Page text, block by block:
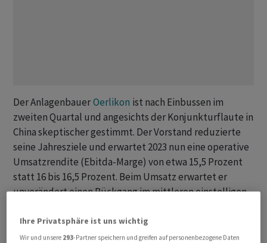
Der AnlagenbauerOerlikon ist nach Einbussen im
zweiten Quartal und angesichts der Konjunkturflaute in
China skeptischer gestimmt. Der Vorstand reduzierte
seine Jahresziele und erwartet 2023 nun eine operative
Umsatzrendite (Ebitda-Marge) von etwa 15,5 Prozent
statt 16 bis 16,5 Prozent. Beim Umsatz erwartet er
unverändert einen Rückgang im mittleren einstelligen
Halbjahr mit Entlastungen durch seine eingeleiteten
Kostensenkungsmassnahmen.
Ihre Privatsphäre ist uns wichtig
Wir und unsere 293-Partner speichern und greifen auf personenbezogene Daten